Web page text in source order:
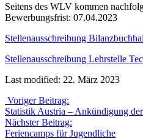
Seitens des WLV kommen
Bewerbungsfrist: 07.04.2023
Stellenausschreibung
Stellenausschreibung Lehrstelle
Last modified: 22. März 2023
Voriger Beitrag:
Statistik Austria – Ankündigung
Nächster Beitrag:
Feriencamps für Jugendliche